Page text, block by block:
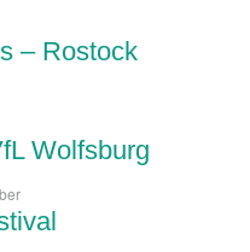
– Rostock
Wolfsburg